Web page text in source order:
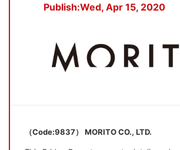
Publish:Wed, Apr 15, 2020
（Code:9837） MORITO CO., LTD.